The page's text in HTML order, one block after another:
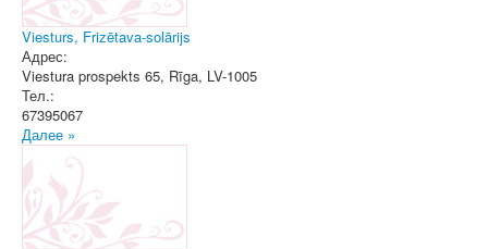
Viesturs, Frizētava-solārijs
Адрес:
Viestura prospekts 65, Rīga, LV-1005
Тел.:
67395067
Далее »